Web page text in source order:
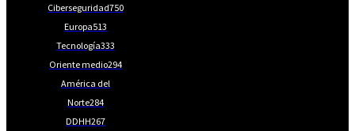
Ciberseguridad750
Europa513
Tecnología333
Oriente medio294
América del
Norte284
DDHH267